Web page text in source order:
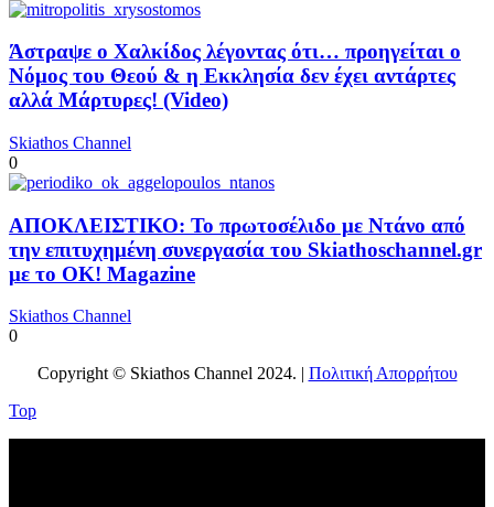
Άστραψε ο Χαλκίδος λέγοντας ότι… προηγείται ο
Νόμος του Θεού & η Εκκλησία δεν έχει αντάρτες
αλλά Μάρτυρες! (Video)
Skiathos Channel
0
ΑΠΟΚΛΕΙΣΤΙΚΟ: Το πρωτοσέλιδο με Ντάνο από
την επιτυχημένη συνεργασία του Skiathoschannel.gr
με το OK! Magazine
Skiathos Channel
0
Copyright © Skiathos Channel 2024. | Πολιτική Απορρήτου
Top